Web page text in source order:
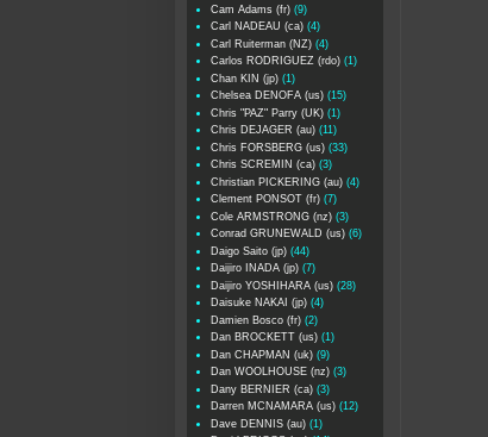
Cam Adams (fr) (9)
Carl NADEAU (ca) (4)
Carl Ruiterman (NZ) (4)
Carlos RODRIGUEZ (rdo) (1)
Chan KIN (jp) (1)
Chelsea DENOFA (us) (15)
Chris "PAZ" Parry (UK) (1)
Chris DEJAGER (au) (11)
Chris FORSBERG (us) (33)
Chris SCREMIN (ca) (3)
Christian PICKERING (au) (4)
Clement PONSOT (fr) (7)
Cole ARMSTRONG (nz) (3)
Conrad GRUNEWALD (us) (6)
Daigo Saito (jp) (44)
Daijiro INADA (jp) (7)
Daijiro YOSHIHARA (us) (28)
Daisuke NAKAI (jp) (4)
Damien Bosco (fr) (2)
Dan BROCKETT (us) (1)
Dan CHAPMAN (uk) (9)
Dan WOOLHOUSE (nz) (3)
Dany BERNIER (ca) (3)
Darren MCNAMARA (us) (12)
Dave DENNIS (au) (1)